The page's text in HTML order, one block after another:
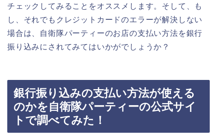
チェックしてみることをオススメします。そして、も
し、それでもクレジットカードのエラーが解決しない
場合は、自衛隊パーティーのお店の支払い方法を銀行
振り込みにされてみてはいかがでしょうか？
銀行振り込みの支払い方法が使える
のかを自衛隊パーティーの公式サイ
トで調べてみた！